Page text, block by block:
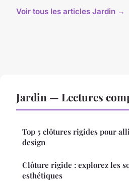
Voir tous les articles Jardin →
Jardin — Lectures
Top 5 clôtures rigides pour
design
Clôture rigide : explorez les
esthétiques